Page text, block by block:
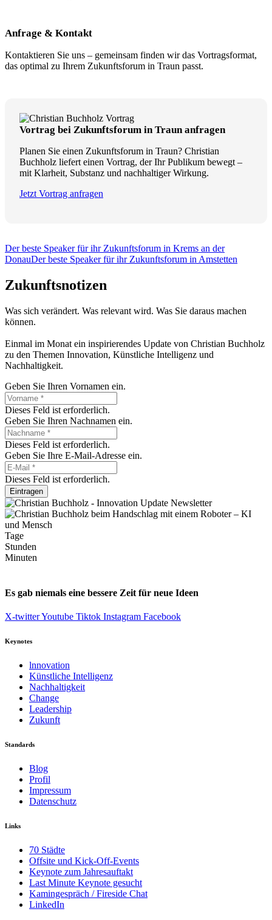
Anfrage & Kontakt
Kontaktieren Sie uns – gemeinsam finden wir das Vortragsformat,
das optimal zu Ihrem Zukunftsforum in Traun passt.
Vortrag bei Zukunftsforum in Traun anfragen
Planen Sie einen Zukunftsforum in Traun? Christian
Buchholz liefert einen Vortrag, der Ihr Publikum bewegt –
mit Klarheit, Substanz und nachhaltiger Wirkung.
Jetzt Vortrag anfragen
Der beste Speaker für ihr Zukunftsforum in Krems an der
DonauDer beste Speaker für ihr Zukunftsforum in Amstetten
Zukunftsnotizen
Was sich verändert. Was relevant wird. Was Sie daraus machen
können.
Einmal im Monat ein inspirierendes Update von Christian Buchholz
zu den Themen Innovation, Künstliche Intelligenz und
Nachhaltigkeit.
Geben Sie Ihren Vornamen ein.
Dieses Feld ist erforderlich.
Geben Sie Ihren Nachnamen ein.
Dieses Feld ist erforderlich.
Geben Sie Ihre E-Mail-Adresse ein.
Dieses Feld ist erforderlich.
Eintragen
Tage
Stunden
Minuten
Es gab niemals eine bessere Zeit für neue Ideen
X-twitterYoutube Tiktok Instagram Facebook
Keynotes
lnnovation
Künstliche Intelligenz
Nachhaltigkeit
Change
Leadership
Zukunft
Standards
Blog
Profil
Impressum
Datenschutz
Links
70 Städte
Offsite und Kick-Off-Events
Keynote zum Jahresauftakt
Last Minute Keynote gesucht
Kamingespräch / Fireside Chat
LinkedIn